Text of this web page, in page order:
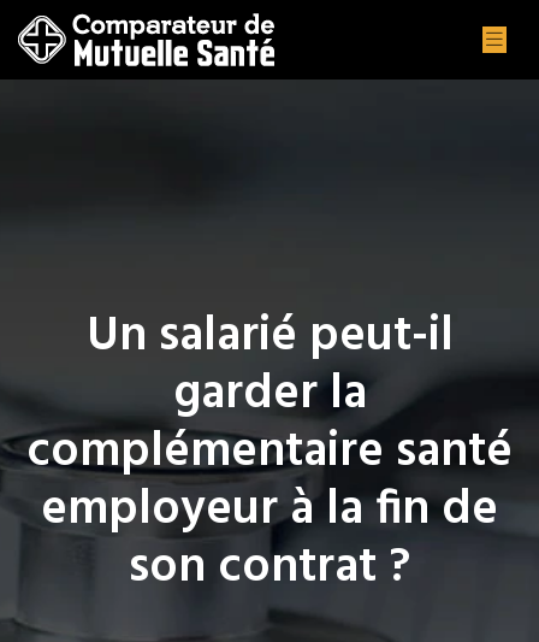
Un salarié peut-il
garder la
complémentaire santé
employeur à la fin de
son contrat ?